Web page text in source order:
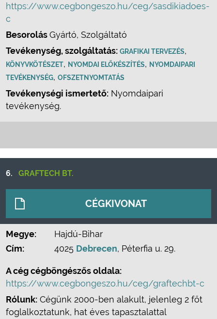
https://www.cegbongeszo.hu/ceg/sasdikiadoes-
c
BesorolásGyártó, Szolgáltató
Tevékenység, szolgáltatás: GRAFIKAI TERVEZÉS,
KÖNYVKÖTÉSZET, NYOMDAI ELŐKÉSZÍTÉS, NYOMDAIPARI
TEVÉKENYSÉG, OFSZETNYOMTATÁS
Tevékenységi ismertető: Nyomdaipari
tevékenység.
6. GRAFTECH BT.
CÉGKIVONAT
Megye:
Hajdú-Bihar
Cím:
4025 Debrecen, Péterfia u. 29.
A cég cégböngészős oldala:
https://www.cegbongeszo.hu/ceg/graftechbt-c
Rólunk: Cégünk 2000-ben alakult, jelenleg 2 főt
foglalkoztatunk, hat éves tapasztalattal